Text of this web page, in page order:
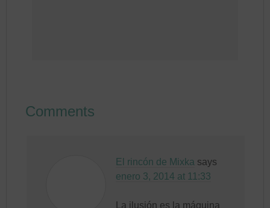
Comments
El rincón de Mixka says
enero 3, 2014 at 11:33
La ilusión es la máquina